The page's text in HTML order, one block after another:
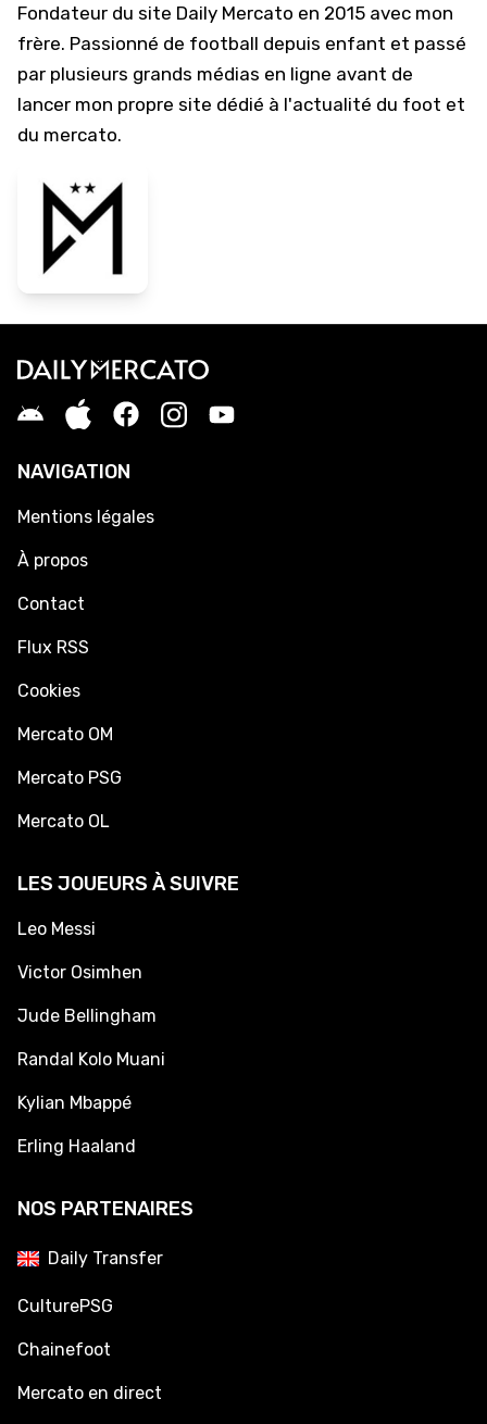
Fondateur du site Daily Mercato en 2015 avec mon
frère. Passionné de football depuis enfant et passé
par plusieurs grands médias en ligne avant de
lancer mon propre site dédié à l'actualité du foot et
du mercato.
NAVIGATION
Mentions légales
À propos
Contact
Flux RSS
Cookies
Mercato OM
Mercato PSG
Mercato OL
LES JOUEURS À SUIVRE
Leo Messi
Victor Osimhen
Jude Bellingham
Randal Kolo Muani
Kylian Mbappé
Erling Haaland
NOS PARTENAIRES
Daily Transfer
CulturePSG
Chainefoot
Mercato en direct